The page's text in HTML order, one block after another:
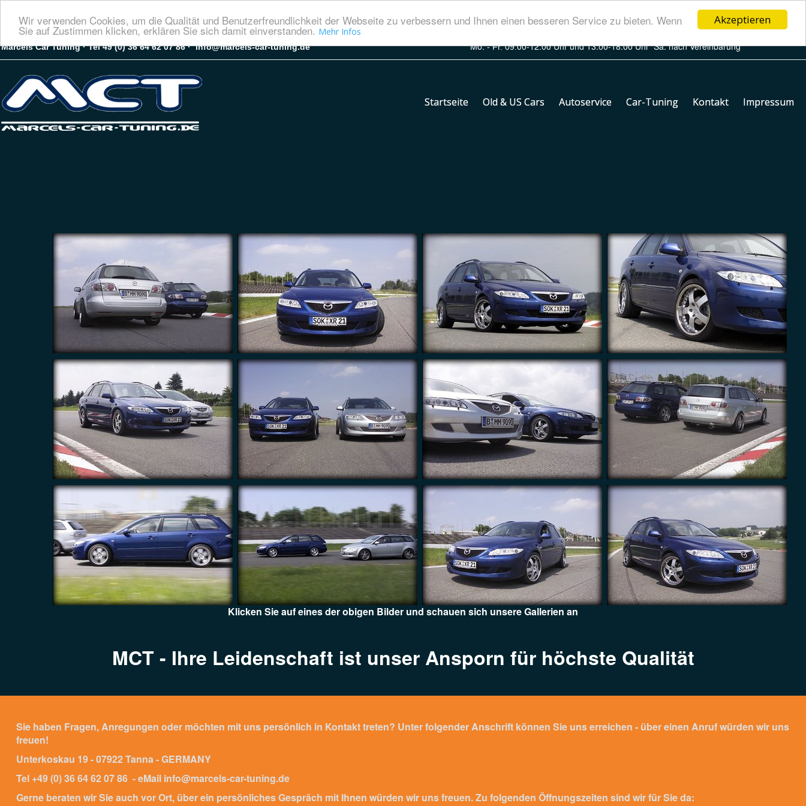
Akzeptieren
Wir verwenden Cookies, um die Qualität und Benutzerfreundlichkeit der Webseite zu verbessern und Ihnen einen besseren Service zu bieten. Wenn
Sie auf Zustimmen klicken, erklären Sie sich damit einverstanden. Mehr Infos
Marcels Car Tuning · Tel 49 (0) 36 64 62 07 86 · info@marcels-car-tuning.de Mo.- Fr. 09:00-12:00 Uhr und 13:00-18:00 UhrSa. nach Vereinbarung
Startseite Old & US Cars Autoservice Car-Tuning Kontakt Impressum
Klicken Sie auf eines der obigen Bilder und schauen sich unsere Gallerien an
MCT - Ihre Leidenschaft ist unser Ansporn für höchste Qualität
Sie haben Fragen, Anregungen oder möchten mit uns persönlich in Kontakt treten? Unter folgender Anschrift können Sie uns erreichen - über einen Anruf würden wir uns
freuen!
Unterkoskau 19 - 07922 Tanna - GERMANY
Tel +49 (0) 36 64 62 07 86 - eMail info@marcels-car-tuning.de
Gerne beraten wir Sie auch vor Ort, über ein persönliches Gespräch mit Ihnen würden wir uns freuen. Zu folgenden Öffnungszeiten sind wir für Sie da: